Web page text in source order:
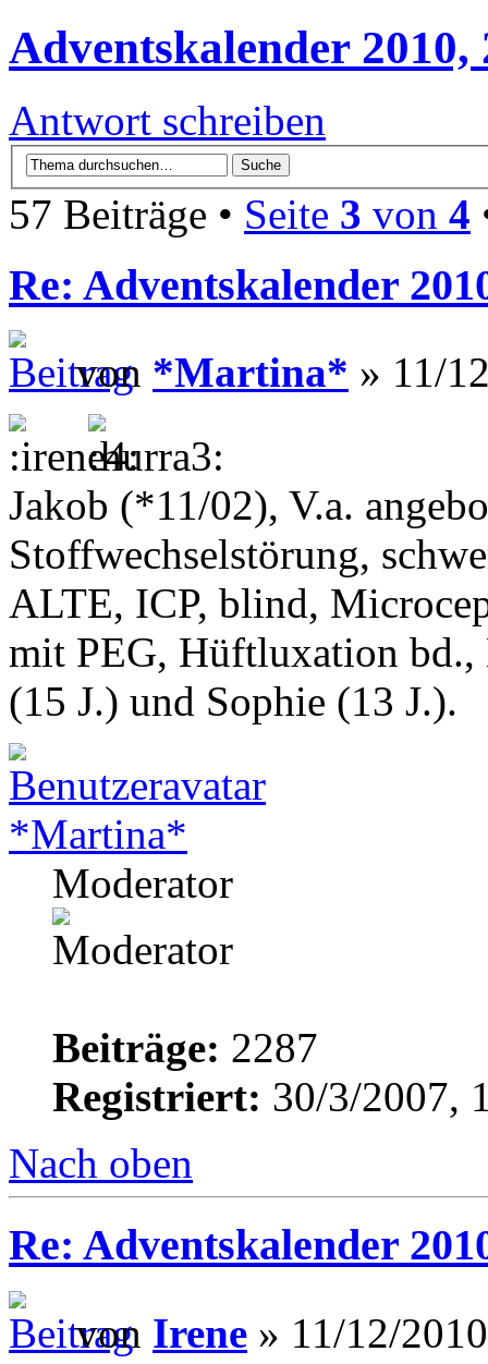
Adventskalender 2010,
Antwort schreiben
57 Beiträge • Seite 3 von 4
Re: Adventskalender
von *Martina* » 11/
Jakob (*11/02), V.a.
Stoffwechselstörung,
ALTE, ICP, blind,
mit PEG, Hüftluxation bd.,
(15 J.) und Sophie (13 J.).
*Martina*
Moderator
Beiträge: 2287
Registriert: 30/3/2007,
Nach oben
Re: Adventskalender
von Irene » 11/12/